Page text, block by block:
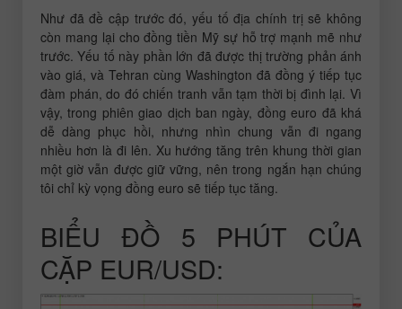
Như đã đề cập trước đó, yếu tố địa chính trị sẽ không
còn mang lại cho đồng tiền Mỹ sự hỗ trợ mạnh mẽ như
trước. Yếu tố này phần lớn đã được thị trường phản ánh
vào giá, và Tehran cùng Washington đã đồng ý tiếp tục
đàm phán, do đó chiến tranh vẫn tạm thời bị đình lại. Vì
vậy, trong phiên giao dịch ban ngày, đồng euro đã khá
dễ dàng phục hồi, nhưng nhìn chung vẫn đi ngang
nhiều hơn là đi lên. Xu hướng tăng trên khung thời gian
một giờ vẫn được giữ vững, nên trong ngắn hạn chúng
tôi chỉ kỳ vọng đồng euro sẽ tiếp tục tăng.
BIỂU ĐỒ 5 PHÚT CỦA
CẶP EUR/USD: